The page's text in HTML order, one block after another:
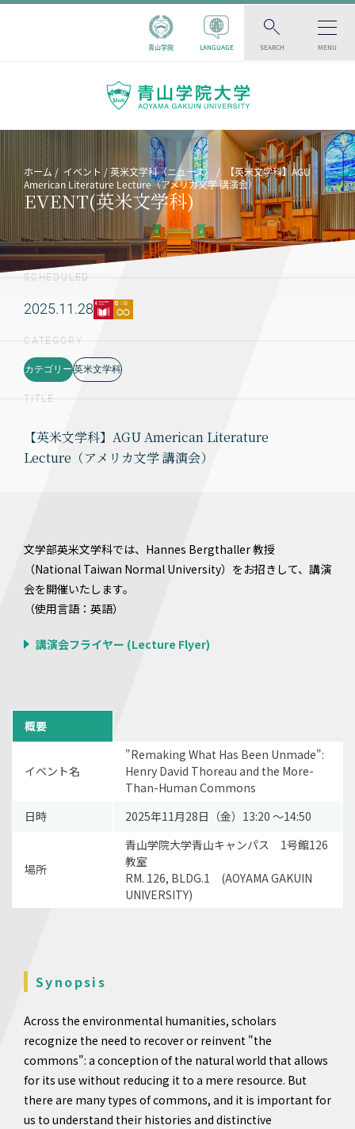
青山学院 LANGUAGE SEARCH MENU
ホーム イベント 英米文学科（ニュース）
【英米文学科】AGU
American Literature Lecture（アメリカ文学 講演会）
EVENT(英米文学科)
SCHEDULED
2025.11.28
CATEGORY
カテゴリー 英米文学科
TITLE
【英米文学科】AGU American Literature
Lecture（アメリカ文学 講演会）
文学部英米文学科では、Hannes Bergthaller 教授
（National Taiwan Normal University）をお招きして、講演
会を開催いたします。
（使用言語：英語）
講演会フライヤー (Lecture Flyer)
概要
イベント名
"Remaking What Has Been Unmade":
Henry David Thoreau and the More-
Than-Human Commons
日時
2025年11⽉28⽇（金）13:20 〜14:50
場所
⻘⼭学院⼤学⻘⼭キャンパス 1号館126
教室
RM. 126, BLDG.1 (AOYAMA GAKUIN
UNIVERSITY)
Synopsis
Across the environmental humanities, scholars
recognize the need to recover or reinvent "the
commons": a conception of the natural world that allows
for its use without reducing it to a mere resource. But
there are many types of commons, and it is important for
us to understand their histories and distinctive